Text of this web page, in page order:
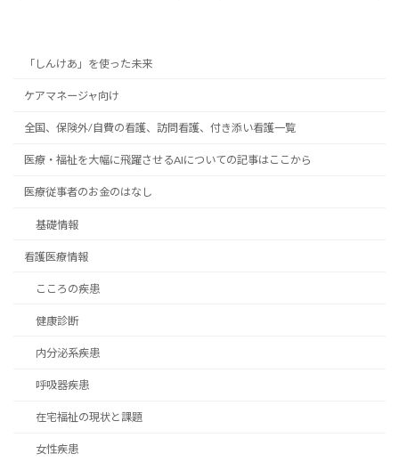
「しんけあ」を使った未来
ケアマネージャ向け
全国、保険外/自費の看護、訪問看護、付き添い看護一覧
医療・福祉を大幅に飛躍させるAIについての記事はここから
医療従事者のお金のはなし
基礎情報
看護医療情報
こころの疾患
健康診断
内分泌系疾患
呼吸器疾患
在宅福祉の現状と課題
女性疾患